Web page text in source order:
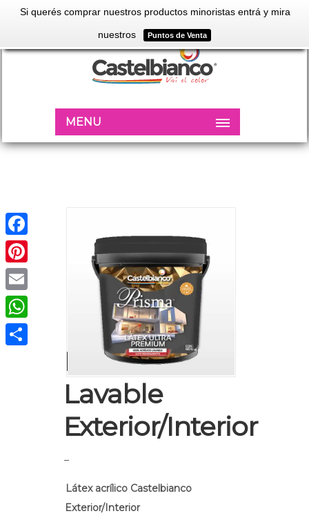
Si querés comprar nuestros productos minoristas entrá y mira
nuestros Puntos de Venta
MENU
Látex Acrílico
Lavable
Exterior/Interior
–
Látex acrílico Castelbianco
Exterior/Interior
Facebook
Pinterest
Email
WhatsApp